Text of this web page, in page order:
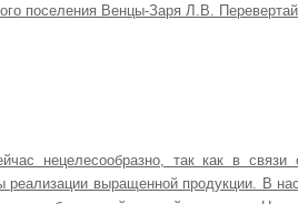
поселения Венцы-Заря Л.В.
нецелесообразно, так как в связи
реализации выращенной продукции. В